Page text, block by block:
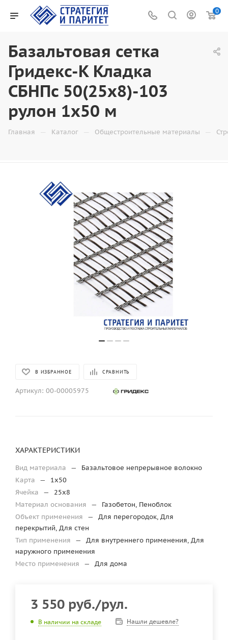
0
Базальтовая сетка
Гридекс-К Кладка
СБНПс 50(25х8)-103
рулон 1х50 м
Главная — Каталог — Общестроительные материалы —
В ИЗБРАННОЕ СРАВНИТЬ
Артикул: 00-00005975
ХАРАКТЕРИСТИКИ
Вид материала —
Базальтовое непрерывное волокно
Карта
—
1x50
Ячейка
—
25x8
Материал основания
—
Газобетон, Пеноблок
Объект применения
—
Для перегородок, Для
перекрытий, Для стен
Тип применения
—
Для внутреннего применения, Для
наружного применения
Место применения
— Для дома
3 550 руб./рул.
В наличии на складе Нашли дешевле?